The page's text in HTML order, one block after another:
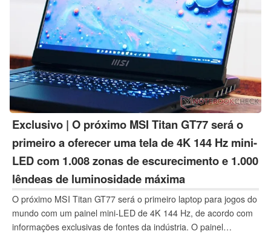
Exclusivo | O próximo MSI Titan GT77 será o
primeiro a oferecer uma tela de 4K 144 Hz mini-
LED com 1.008 zonas de escurecimento e 1.000
lêndeas de luminosidade máxima
O próximo MSI Titan GT77 será o primeiro laptop para jogos do
mundo com um painel mini-LED de 4K 144 Hz, de acordo com
informações exclusivas de fontes da indústria. O painel